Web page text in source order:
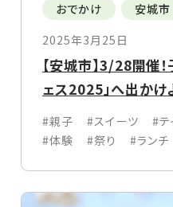
おでかけ
安城市
2025年3月25日
【安城市】3/28開催
ェス2025」へ出かけ
#親子 #スイーツ #テ
#体験
#祭り #ランチ